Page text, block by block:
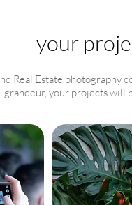
your
Real Estate photography
grandeur, your projects will